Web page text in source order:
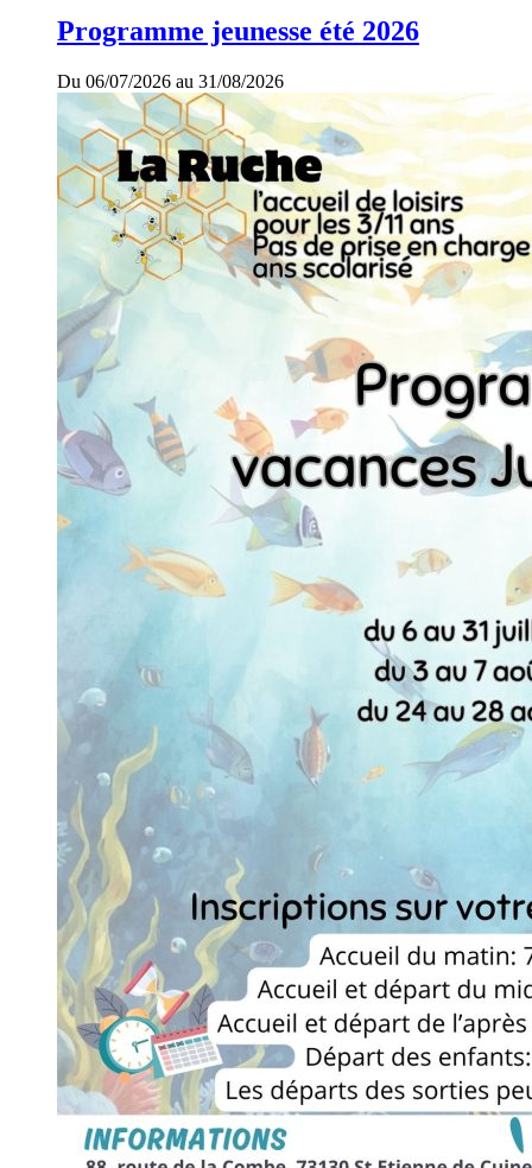
Programme jeunesse été 2026
Du 06/07/2026 au 31/08/2026